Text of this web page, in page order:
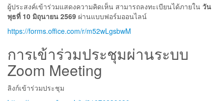
ผู้ประสงค์เข้าร่วมแสดงความคิดเห็น สามารถลงทะเบียนได้ภายใน วัน
พุธที่ 10 มิถุนายน 2569 ผ่านแบบฟอร์มออนไลน์
https://forms.office.com/r/m52wLgsbwM
การเข้าร่วมประชุมผ่านระบบ
Zoom Meeting
ลิงก์เข้าร่วมประชุม